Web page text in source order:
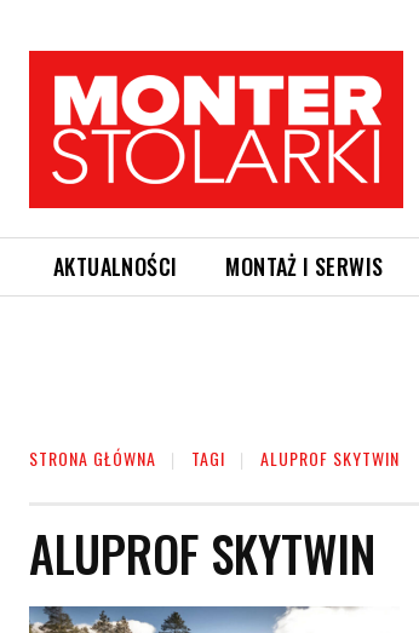
AKTUALNOŚCI MONTAŻ I SERWIS
STRONA GŁÓWNA TAGI ALUPROF SKYTWIN
ALUPROF SKYTWIN